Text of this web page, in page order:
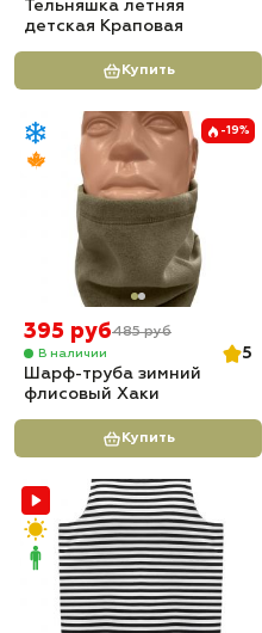
Тельняшка летняя
детская Краповая
Купить
-19%
395 руб485 руб
В наличии
5
Шарф-труба зимний
флисовый Хаки
Купить